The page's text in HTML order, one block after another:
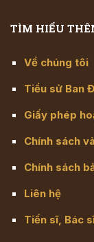
TÌM HIỂU
Về chúng tôi
Tiểu sử Ban
Giấy phép
Chính sách
Chính sách
Liên hệ
Tiến sĩ, Bác